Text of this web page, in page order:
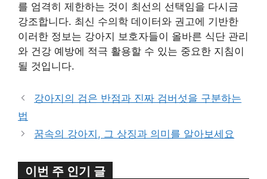
를 엄격히 제한하는 것이 최선의 선택임을 다시금
강조합니다. 최신 수의학 데이터와 권고에 기반한
이러한 정보는 강아지 보호자들이 올바른 식단 관리
와 건강 예방에 적극 활용할 수 있는 중요한 지침이
될 것입니다.
강아지의 검은 반점과 진짜 검버섯을 구분하는
법
꿈속의 강아지, 그 상징과 의미를 알아보세요
이번 주 인기 글